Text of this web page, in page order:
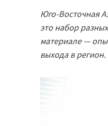
Юго-Восточная
это набор
материале —
выхода в регион.